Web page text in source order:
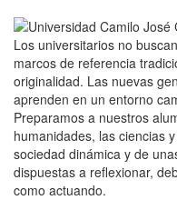
Los universitarios no
marcos de referencia
originalidad. Las nuevas
aprenden en un entorno
Preparamos a nuestros
humanidades, las ciencias
sociedad dinámica y de
dispuestas a reflexionar,
como actuando.